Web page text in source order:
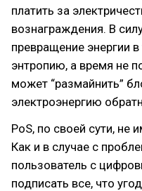
платить за
вознаграждения. В
превращение энергии
энтропию, а время не
может “размайнить”
электроэнергию
PoS, по своей сути, не
Как и в случае с
пользователь с
подписать все, что